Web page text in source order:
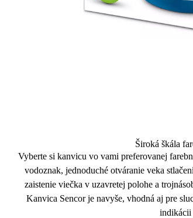
Široká škála
Vyberte si kanvicu vo vami preferovanej
vodoznak, jednoduché otváranie veka
zaistenie viečka v uzavretej polohe a
Kanvica Sencor je navyše, vhodná aj pre
indikácii